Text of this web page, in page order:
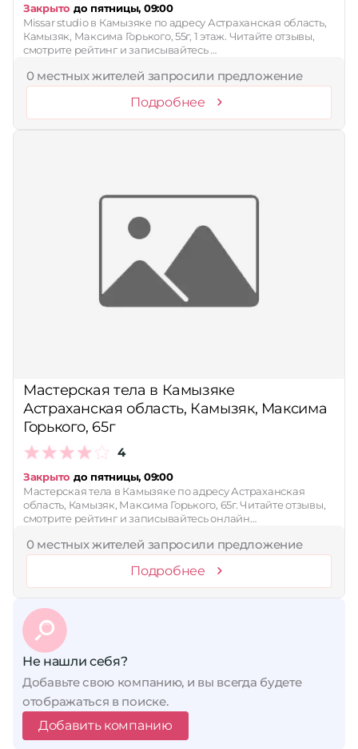
Закрыто до пятницы, 09:00
Missar studio в Камызяке по адресу Астраханская область,
Камызяк, Максима Горького, 55г, 1 этаж. Читайте отзывы,
смотрите рейтинг и записывайтесь …
0 местных жителей запросили предложение
Подробнее
Мастерская тела в Камызяке
Астраханская область, Камызяк, Максима
Горького, 65г
4
Закрыто до пятницы, 09:00
Мастерская тела в Камызяке по адресу Астраханская
область, Камызяк, Максима Горького, 65г. Читайте отзывы,
смотрите рейтинг и записывайтесь онлайн…
0 местных жителей запросили предложение
Подробнее
Не нашли себя?
Добавьте свою компанию, и вы всегда будете
отображаться в поиске.
Добавить компанию